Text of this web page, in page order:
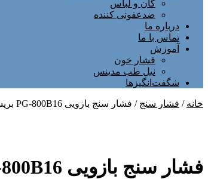
گان و لباس
ضدعفونی کننده
درباره ما
تماس با ما
آموزش
فشار خون
نیل طب مدینس
شگفت‌انگیزها
خانه / فشار سنج / فشار سنج بازویی PG-800B16 بریسک
فشار سنج بازویی PG-800B16 بریسک